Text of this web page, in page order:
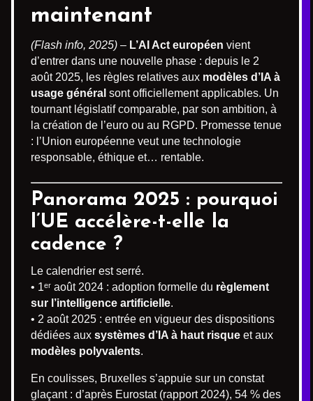
maintenant
(Flash info, 2025) – L’AI Act européen vient
d’entrer dans une nouvelle phase : depuis le 2
août 2025, les règles relatives aux modèles d’IA à
usage général sont officiellement applicables. Un
tournant législatif comparable, par son ambition, à
la création de l’euro ou au RGPD. Promesse tenue
: l’Union européenne veut une technologie
responsable, éthique et… rentable.
Panorama 2025 : pourquoi
l’UE accélère-t-elle la
cadence ?
Le calendrier est serré.
• 1ᵉʳ août 2024 : adoption formelle du règlement
sur l’intelligence artificielle.
• 2 août 2025 : entrée en vigueur des dispositions
dédiées aux systèmes d’IA à haut risque et aux
modèles polyvalents.
En coulisses, Bruxelles s’appuie sur un constat
glaçant : d’après Eurostat (rapport 2024), 54 % des